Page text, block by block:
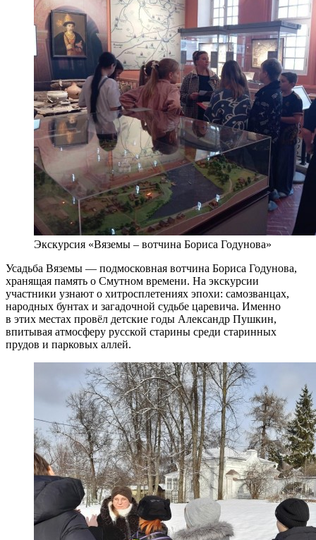
Экскурсия «Вяземы – вотчина Бориса Годунова»
Усадьба Вяземы — подмосковная вотчина Бориса Годунова,
хранящая память о Смутном времени. На экскурсии
участники узнают о хитросплетениях эпохи: самозванцах,
народных бунтах и загадочной судьбе царевича. Именно
в этих местах провёл детские годы Александр Пушкин,
впитывая атмосферу русской старины среди старинных
прудов и парковых аллей.